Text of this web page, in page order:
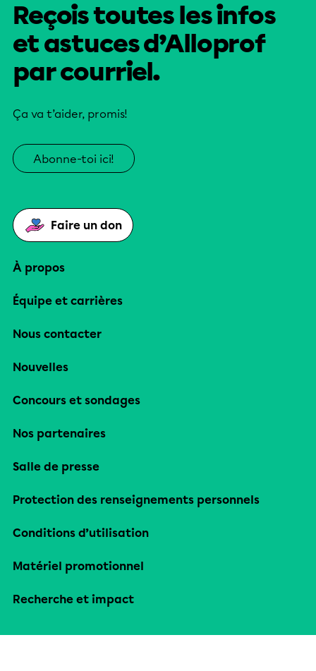
Reçois toutes les infos
et astuces d’Alloprof
par courriel.
Ça va t’aider, promis!
Abonne-toi ici!
Faire un don
À propos
Équipe et carrières
Nous contacter
Nouvelles
Concours et sondages
Nos partenaires
Salle de presse
Protection des renseignements personnels
Conditions d’utilisation
Matériel promotionnel
Recherche et impact